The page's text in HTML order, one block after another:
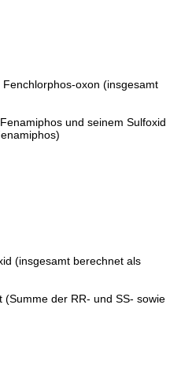
oxon (insgesamt
und seinem Sulfoxid
(insgesamt berechnet als
der RR- und SS- sowie